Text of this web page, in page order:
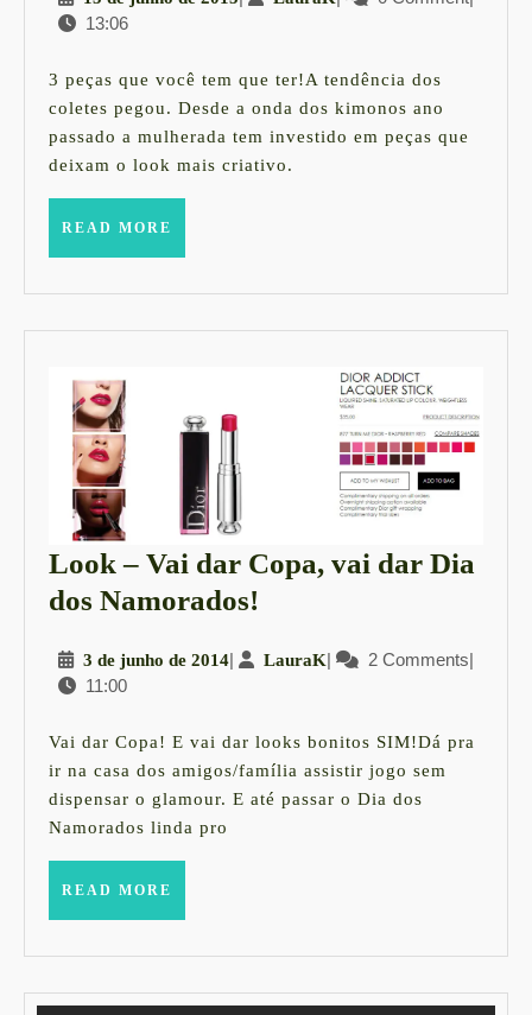
jeans
alta
e
colete
de
13:06
3 peças que você tem que ter!A tendência dos
coletes pegou. Desde a onda dos kimonos ano
passado a mulherada tem investido em peças que
deixam o look mais criativo.
READ MORE
Look – Vai dar Copa, vai dar Dia
dos Namorados!
Vai
Copa,
vai
dar
3 de junho de 20143
de
2014
| LauraKLauraK
| 2 Comments|
11:00
Vai dar Copa! E vai dar looks bonitos SIM!Dá pra
ir na casa dos amigos/família assistir jogo sem
dispensar o glamour. E até passar o Dia dos
Namorados linda pro
READ MORE